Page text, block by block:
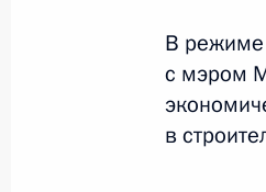
Совещания,
Речи и
В режиме
с мэром
в